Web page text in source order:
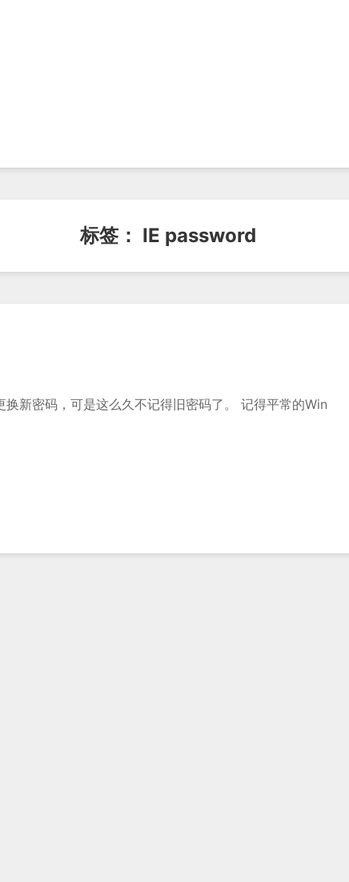
标签： IE password
新密码，可是这么久不记得旧密码了。 记得平常的Win